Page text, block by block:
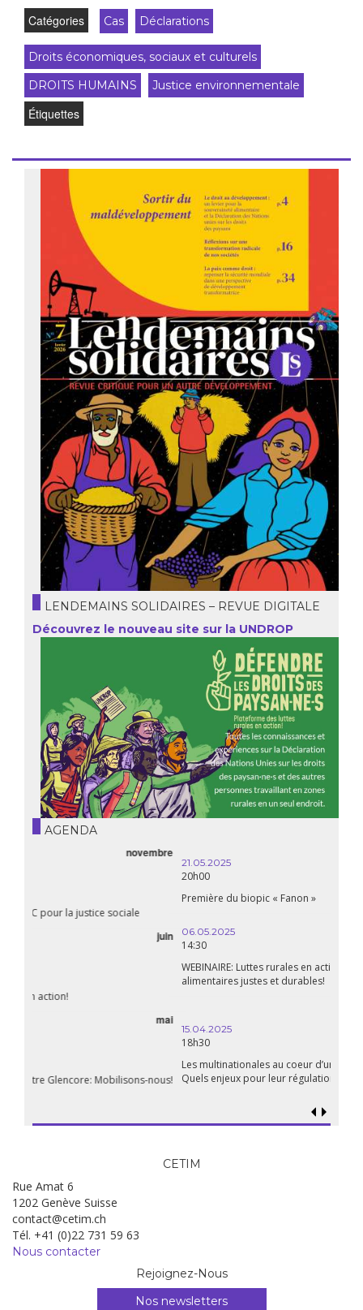
Catégories Cas Déclarations
Droits économiques, sociaux et culturels
DROITS HUMAINS
Justice environnementale
Étiquettes
LENDEMAINS SOLIDAIRES – REVUE DIGITALE
Découvrez le nouveau site sur la UNDROP
AGENDA
WEBINAIRE: Luttes rurales en action. Pour des systèmes
Les multinationales au coeur d’un nouvel âge de l’impérialisme.
Quels enjeux pour leur régulation ?
CETIM
Rue Amat 6
1202 Genève Suisse
contact@cetim.ch
Tél. +41 (0)22 731 59 63
Nous contacter
Rejoignez-Nous
Nos newsletters